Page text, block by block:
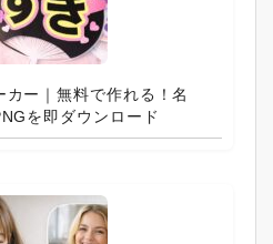
ー｜無料で作れる！名
を即ダウンロード